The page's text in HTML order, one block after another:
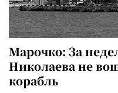
Марочко: За
Николаева не
корабль